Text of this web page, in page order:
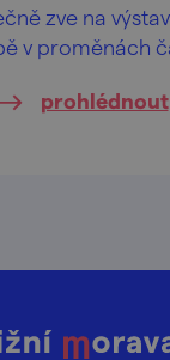
zve na
v proměnách
prohlédnout